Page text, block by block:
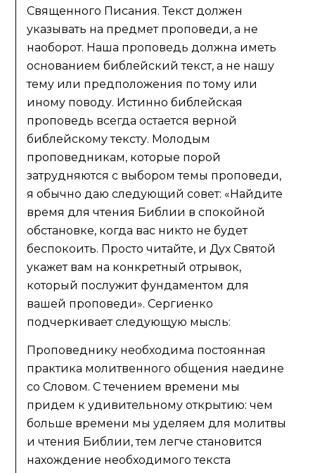
Священного Писания. Текст должен
указывать на предмет проповеди, а не
наоборот. Наша проповедь должна иметь
основанием библейский текст, а не нашу
тему или предположения по тому или
иному поводу. Истинно библейская
проповедь всегда остается верной
библейскому тексту. Молодым
проповедникам, которые порой
затрудняются с выбором темы проповеди,
я обычно даю следующий совет: «Найдите
время для чтения Библии в спокойной
обстановке, когда вас никто не будет
беспокоить. Просто читайте, и Дух Святой
укажет вам на конкретный отрывок,
который послужит фундаментом для
вашей проповеди». Сергиенко
подчеркивает следующую мысль:
Проповеднику необходима постоянная
практика молитвенного общения наедине
со Словом. С течением времени мы
придем к удивительному открытию: чем
больше времени мы уделяем для молитвы
и чтения Библии, тем легче становится
нахождение необходимого текста